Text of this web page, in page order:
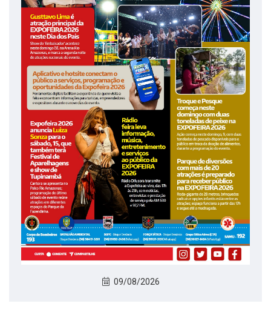
09/08/2026